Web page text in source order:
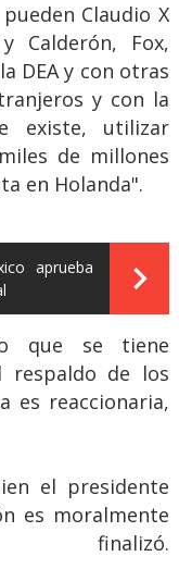
Claudio X
Calderón, Fox,
DEA y con otras
y con la
existe, utilizar
de millones
en Holanda".
aprueba
que se tiene
de los
es reaccionaria,
el presidente
es moralmente